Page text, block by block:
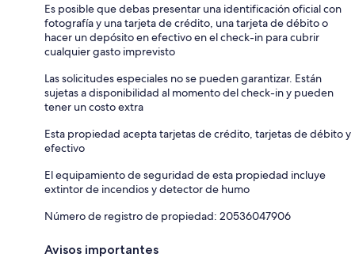
Es posible que debas presentar una identificación oficial con
fotografía y una tarjeta de crédito, una tarjeta de débito o
hacer un depósito en efectivo en el check-in para cubrir
cualquier gasto imprevisto
Las solicitudes especiales no se pueden garantizar. Están
sujetas a disponibilidad al momento del check-in y pueden
tener un costo extra
Esta propiedad acepta tarjetas de crédito, tarjetas de débito y
efectivo
El equipamiento de seguridad de esta propiedad incluye
extintor de incendios y detector de humo
Número de registro de propiedad: 20536047906
Avisos importantes